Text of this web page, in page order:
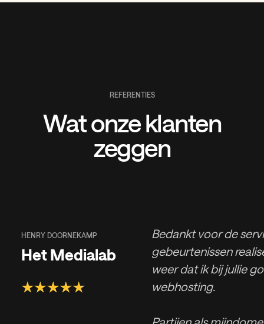
REFERENTIES
Wat onze klanten
zeggen
HENRY DOORNEKAMP
Het Medialab
Bedankt voor de
gebeurtenissen
weer dat ik bij jullie
webhosting.